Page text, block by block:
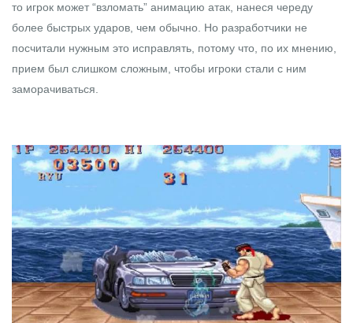
то игрок может “взломать” анимацию атак, нанеся череду
более быстрых ударов, чем обычно. Но разработчики не
посчитали нужным это исправлять, потому что, по их мнению,
прием был слишком сложным, чтобы игроки стали с ним
заморачиваться.